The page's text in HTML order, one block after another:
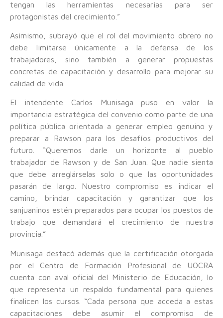
tengan las herramientas necesarias para ser
protagonistas del crecimiento.”
Asimismo, subrayó que el rol del movimiento obrero no
debe limitarse únicamente a la defensa de los
trabajadores, sino también a generar propuestas
concretas de capacitación y desarrollo para mejorar su
calidad de vida.
El intendente Carlos Munisaga puso en valor la
importancia estratégica del convenio como parte de una
política pública orientada a generar empleo genuino y
preparar a Rawson para los desafíos productivos del
futuro. “Queremos darle un horizonte al pueblo
trabajador de Rawson y de San Juan. Que nadie sienta
que debe arreglárselas solo o que las oportunidades
pasarán de largo. Nuestro compromiso es indicar el
camino, brindar capacitación y garantizar que los
sanjuaninos estén preparados para ocupar los puestos de
trabajo que demandará el crecimiento de nuestra
provincia.”
Munisaga destacó además que la certificación otorgada
por el Centro de Formación Profesional de UOCRA
cuenta con aval oficial del Ministerio de Educación, lo
que representa un respaldo fundamental para quienes
finalicen los cursos. “Cada persona que acceda a estas
capacitaciones debe asumir el compromiso de